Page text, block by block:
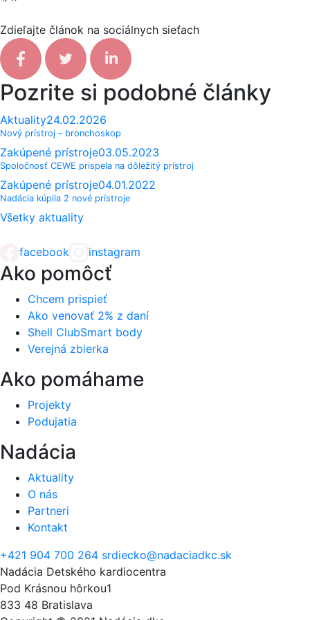
Zdieľajte článok na sociálnych sieťach
Facebook share
Tweet Linkedin share
Pozrite si podobné články
Aktuality24.02.2026
Nový prístroj – bronchoskop
Zakúpené prístroje03.05.2023
Spoločnosť CEWE prispela na dôležitý prístroj
Zakúpené prístroje04.01.2022
Nadácia kúpila 2 nové prístroje
Všetky aktuality
facebook instagram
Ako pomôcť
Chcem prispieť
Ako venovať 2% z daní
Shell ClubSmart body
Verejná zbierka
Ako pomáhame
Projekty
Podujatia
Nadácia
Aktuality
O nás
Partneri
Kontakt
+421 904 700 264 srdiecko@nadaciadkc.sk
Nadácia Detského kardiocentra
Pod Krásnou hôrkou1
833 48 Bratislava